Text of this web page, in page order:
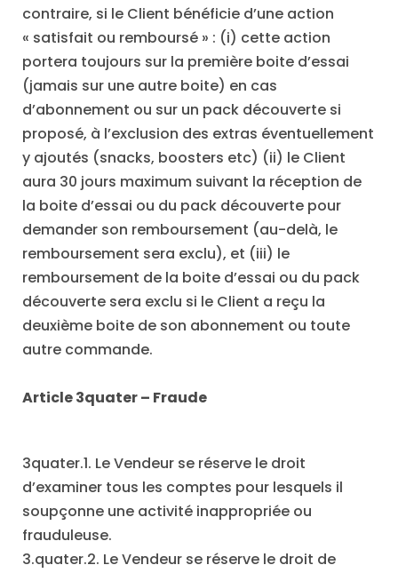
contraire, si le Client bénéficie d’une action
« satisfait ou remboursé » : (i) cette action
portera toujours sur la première boite d’essai
(jamais sur une autre boite) en cas
d’abonnement ou sur un pack découverte si
proposé, à l’exclusion des extras éventuellement
y ajoutés (snacks, boosters etc) (ii) le Client
aura 30 jours maximum suivant la réception de
la boite d’essai ou du pack découverte pour
demander son remboursement (au-delà, le
remboursement sera exclu), et (iii) le
remboursement de la boite d’essai ou du pack
découverte sera exclu si le Client a reçu la
deuxième boite de son abonnement ou toute
autre commande.
Article 3quater– Fraude
3quater.1. Le Vendeur se réserve le droit
d’examiner tous les comptes pour lesquels il
soupçonne une activité inappropriée ou
frauduleuse.
3.quater.2. Le Vendeur se réserve le droit de